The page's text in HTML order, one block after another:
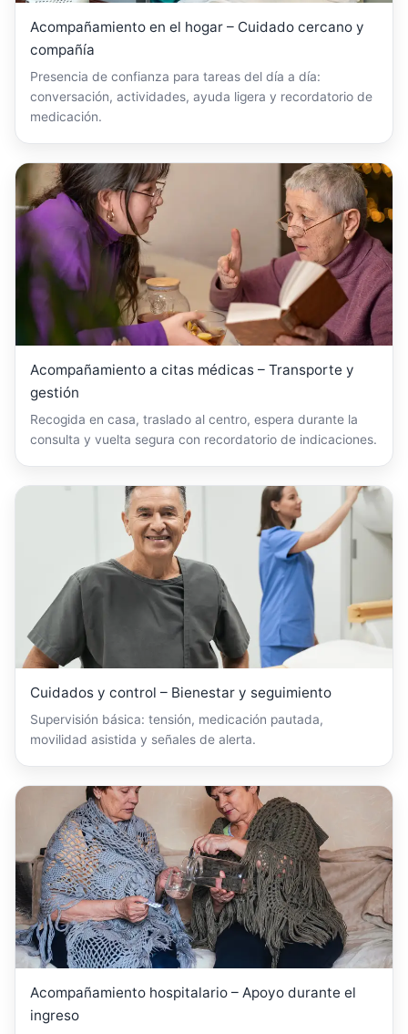
Acompañamiento en el hogar – Cuidado cercano y
compañía
Presencia de confianza para tareas del día a día:
conversación, actividades, ayuda ligera y recordatorio de
medicación.
Acompañamiento a citas médicas – Transporte y
gestión
Recogida en casa, traslado al centro, espera durante la
consulta y vuelta segura con recordatorio de indicaciones.
Cuidados y control – Bienestar y seguimiento
Supervisión básica: tensión, medicación pautada,
movilidad asistida y señales de alerta.
Acompañamiento hospitalario – Apoyo durante el
ingreso